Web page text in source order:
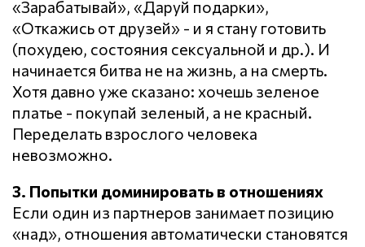
«Зарабатывай», «Даруй подарки»,
«Откажись от друзей» - и я стану готовить
(похудею, состояния сексуальной и др.). И
начинается битва не на жизнь, а на смерть.
Хотя давно уже сказано: хочешь зеленое
платье - покупай зеленый, а не красный.
Переделать взрослого человека
невозможно.
3. Попытки доминировать в отношениях
Если один из партнеров занимает позицию
«над», отношения автоматически становятся